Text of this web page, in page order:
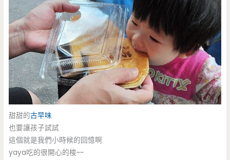
甜甜的古早味
也要讓孩子試試
這個就是我們小時候的回憶啊
yaya吃的很開心的梭~~